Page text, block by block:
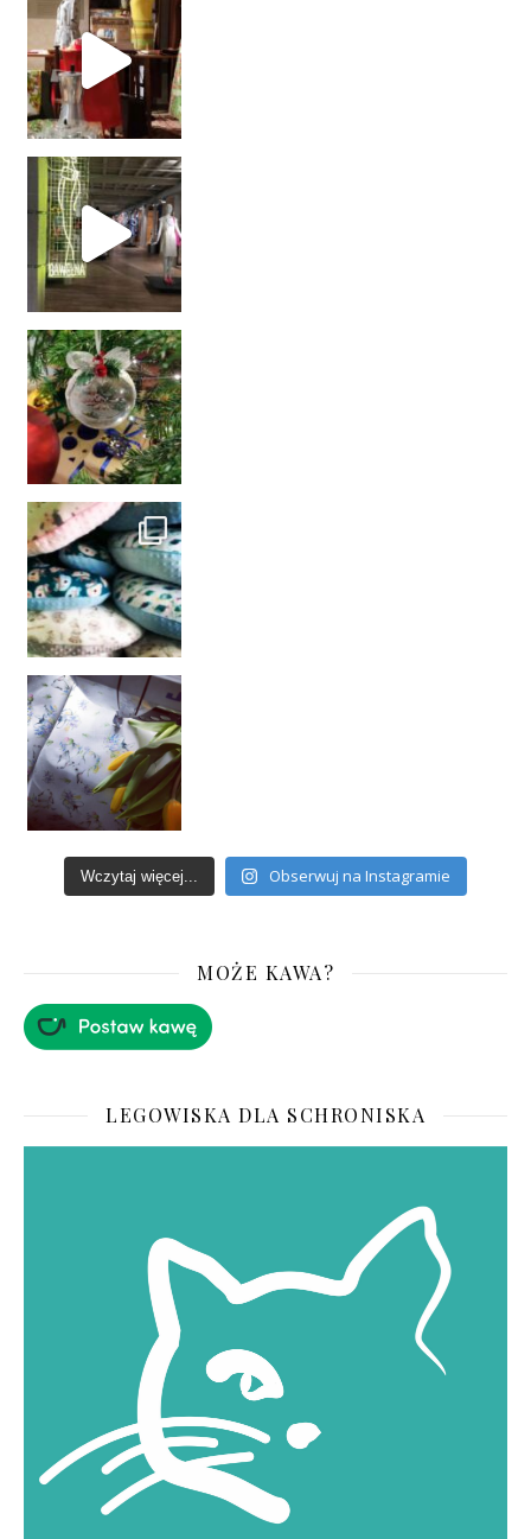
Wczytaj więcej... Obserwuj na Instagramie
MOŻE KAWA?
LEGOWISKA DLA SCHRONISKA